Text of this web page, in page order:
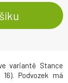
variantě Stance
Podvozek má